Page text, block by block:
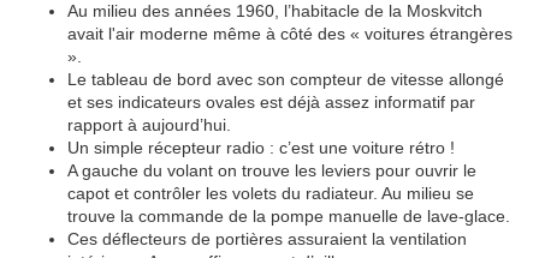
Au milieu des années 1960, l’habitacle de la Moskvitch
avait l'air moderne même à côté des « voitures étrangères
».
Le tableau de bord avec son compteur de vitesse allongé
et ses indicateurs ovales est déjà assez informatif par
rapport à aujourd’hui.
Un simple récepteur radio : c’est une voiture rétro !
A gauche du volant on trouve les leviers pour ouvrir le
capot et contrôler les volets du radiateur. Au milieu se
trouve la commande de la pompe manuelle de lave-glace.
Ces déflecteurs de portières assuraient la ventilation